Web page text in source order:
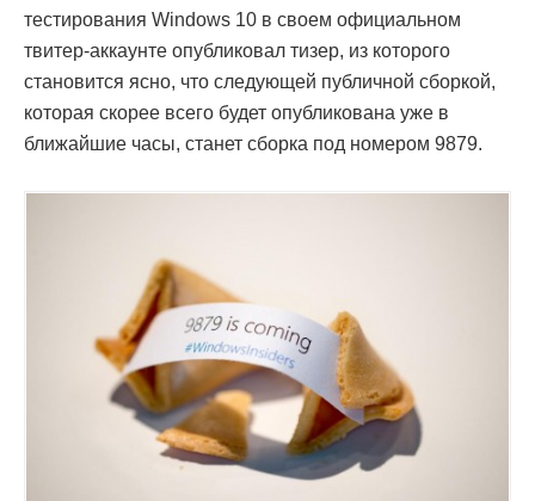
тестирования Windows 10 в своем официальном
твитер-аккаунте опубликовал тизер, из которого
становится ясно, что следующей публичной сборкой,
которая скорее всего будет опубликована уже в
ближайшие часы, станет сборка под номером 9879.